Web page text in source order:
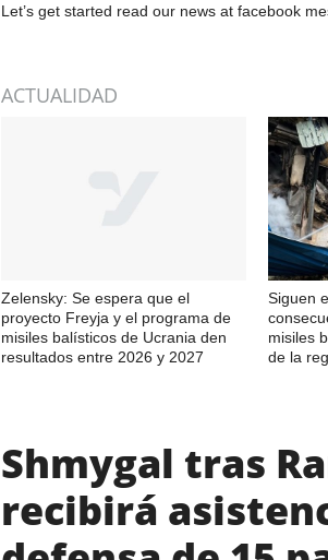
Let’s get started read our news at facebook
ACTUALIDAD
Zelensky: Se espera que el
proyecto Freyja y el programa de
misiles balísticos de Ucrania den
resultados entre 2026 y 2027
Siguen
misiles
de la
Shmygal tras
recibirá